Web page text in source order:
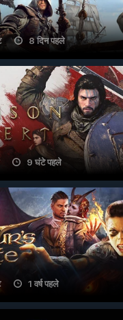
8 दिन पहले
9 घंटे पहले
1 वर्ष पहले